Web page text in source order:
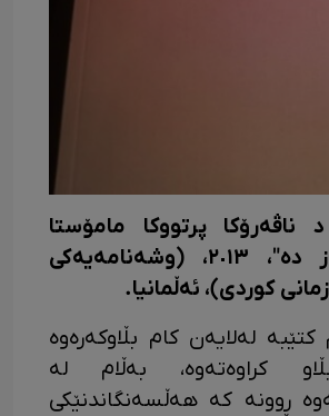
ناڤەرۆکا پرتووکا مامۆستا
جەمال نەبەز دە"، ٢٠١٣، (وشەنامەیەکی
کوردی)، ئەڵمانیا.
کتێبە لەلایەن کام بڵاوکەرەوە
کراوەتەوە، بەڵام لە
ڕوونە کە هەڵسەنگاندنێکی